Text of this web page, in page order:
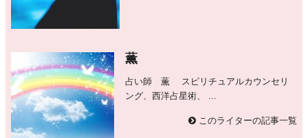
薫
占い師 薫 スピリチュアルカウンセリ
ング、西洋占星術、 ...
このライターの記事一覧